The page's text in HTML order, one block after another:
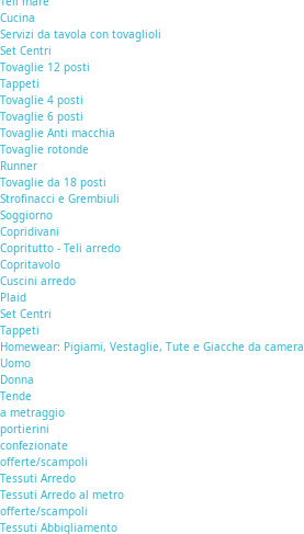
Cucina
Servizi da tavola con tovaglioli
Set Centri
Tovaglie 12 posti
Tappeti
Tovaglie 4 posti
Tovaglie 6 posti
Tovaglie Anti macchia
Tovaglie rotonde
Runner
Tovaglie da 18 posti
Strofinacci e Grembiuli
Soggiorno
Copridivani
Copritutto - Teli arredo
Copritavolo
Cuscini arredo
Plaid
Set Centri
Tappeti
Homewear: Pigiami, Vestaglie, Tute e Giacche da camera
Uomo
Donna
Tende
a metraggio
portierini
confezionate
offerte/scampoli
Tessuti Arredo
Tessuti Arredo al metro
offerte/scampoli
Tessuti Abbigliamento